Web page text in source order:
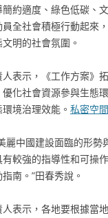
約適度、綠色低碳、
全社會積極行動起來
明的社會氛圍。
表示，《工作方案》
化社會資源參與生態
境治理效能。 私密空間
麗中國建設面臨的形勢
較強的指導性和可操
南。”田春秀說。
表示，各地要根據當